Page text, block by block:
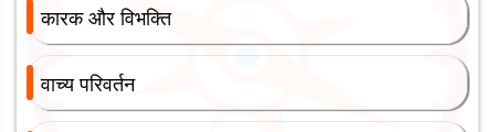
कारक और विभक्ति
वाच्य परिवर्तन